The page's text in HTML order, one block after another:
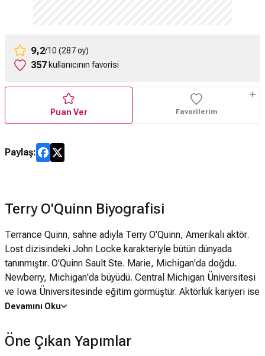
9,2/10 (287 oy)
357 kullanıcının favorisi
Puan Ver Favorilerim
Paylaş:
Terry O'Quinn Biyografisi
Terrance Quinn, sahne adıyla Terry O'Quinn, Amerikalı aktör.
Lost dizisindeki John Locke karakteriyle bütün dünyada
tanınmıştır. O'Quinn Sault Ste. Marie, Michigan'da doğdu.
Newberry, Michigan'da büyüdü. Central Michigan Üniversitesi
ve Iowa Üniversitesinde eğitim görmüştür. Aktörlük kariyeri ise
1970'li yıllarda başlamıştır. Aralarında Tombstone, Heaven's
almıştır. Televizyon dünyasında ise ilk kez Miami Vice, Star
Trek: Next Generations gibi dizilerde konuk oyuncu olarak yer
Devamını Oku
Öne Çıkan Yapımlar